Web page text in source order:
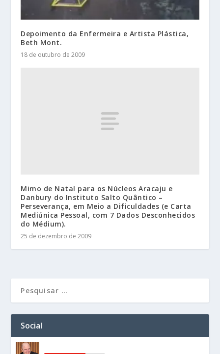
Depoimento da Enfermeira e Artista Plástica,
Beth Mont.
18 de outubro de 2009
Mimo de Natal para os Núcleos Aracaju e
Danbury do Instituto Salto Quântico –
Perseverança, em Meio a Dificuldades (e Carta
Mediúnica Pessoal, com 7 Dados Desconhecidos
do Médium).
25 de dezembro de 2009
Social